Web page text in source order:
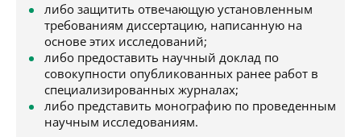
либо защитить отвечающую установленным
требованиям диссертацию, написанную на
основе этих исследований;
либо предоставить научный доклад по
совокупности опубликованных ранее работ в
специализированных журналах;
либо представить монографию по проведенным
научным исследованиям.